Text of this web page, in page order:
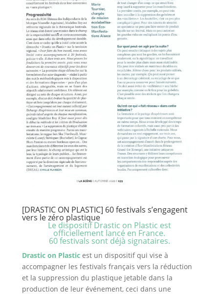
[DRASTIC ON PLASTIC] 60 festivals s’engagent
vers le zéro plastique
Le dispositif Drastic on Plastic est
officiellement lancé en France.
60 festivals sont déjà signataires.
Drastic on Plasticest un dispositif qui vise à
accompagner les festivals français vers la réduction
et la suppression du plastique jetable dans la
production de leur événement, ceci dans une